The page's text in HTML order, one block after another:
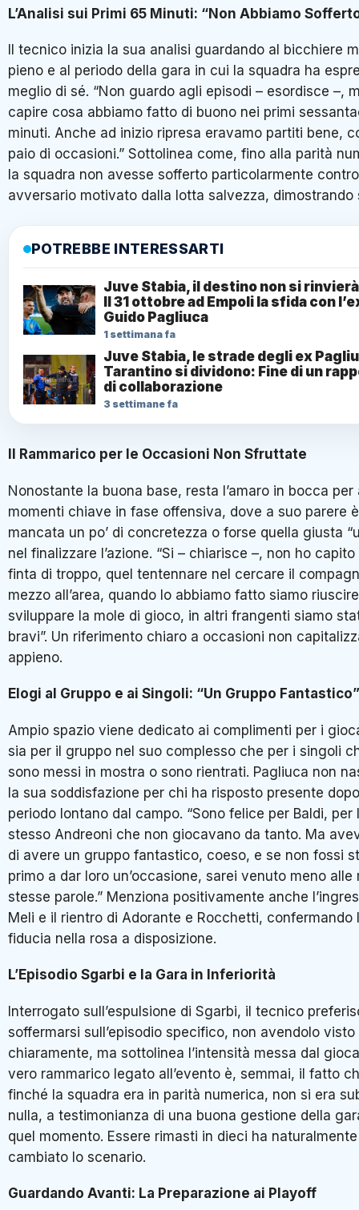
L’Analisi sui Primi 65 Minuti: “Non Abbiamo
Il tecnico inizia la sua analisi guardando al bicchiere
pieno e al periodo della gara in cui la squadra ha
meglio di sé. “Non guardo agli episodi – esordisce –,
capire cosa abbiamo fatto di buono nei primi
minuti. Anche ad inizio ripresa eravamo partiti bene,
paio di occasioni.” Sottolinea come, fino alla parità
la squadra non avesse sofferto particolarmente
avversario motivato dalla lotta salvezza, dimostrando
POTREBBE INTERESSARTI
Juve Stabia, il destino non si
Il 31 ottobre ad Empoli la sfida con
Guido Pagliuca
1 settimana fa
Juve Stabia, le strade degli ex
Tarantino si dividono: Fine di un
di collaborazione
3 settimane fa
Il Rammarico per le Occasioni Non Sfruttate
Nonostante la buona base, resta l’amaro in bocca per
momenti chiave in fase offensiva, dove a suo parere è
mancata un po’ di concretezza o forse quella giusta
nel finalizzare l’azione. “Si – chiarisce –, non ho
finta di troppo, quel tentennare nel cercare il
mezzo all’area, quando lo abbiamo fatto siamo
sviluppare la mole di gioco, in altri frangenti siamo
bravi”. Un riferimento chiaro a occasioni non
appieno.
Elogi al Gruppo e ai Singoli: “Un Gruppo Fantastico”
Ampio spazio viene dedicato ai complimenti per i
sia per il gruppo nel suo complesso che per i singoli
sono messi in mostra o sono rientrati. Pagliuca non
la sua soddisfazione per chi ha risposto presente
periodo lontano dal campo. “Sono felice per Baldi, per
stesso Andreoni che non giocavano da tanto. Ma
di avere un gruppo fantastico, coeso, e se non fossi
primo a dar loro un’occasione, sarei venuto meno alle
stesse parole.” Menziona positivamente anche
Meli e il rientro di Adorante e Rocchetti, confermando
fiducia nella rosa a disposizione.
L’Episodio Sgarbi e la Gara in Inferiorità
Interrogato sull’espulsione di Sgarbi, il tecnico
soffermarsi sull’episodio specifico, non avendolo visto
chiaramente, ma sottolinea l’intensità messa dal
vero rammarico legato all’evento è, semmai, il fatto
finché la squadra era in parità numerica, non si era
nulla, a testimonianza di una buona gestione della
quel momento. Essere rimasti in dieci ha naturalmente
cambiato lo scenario.
Guardando Avanti: La Preparazione ai Playoff